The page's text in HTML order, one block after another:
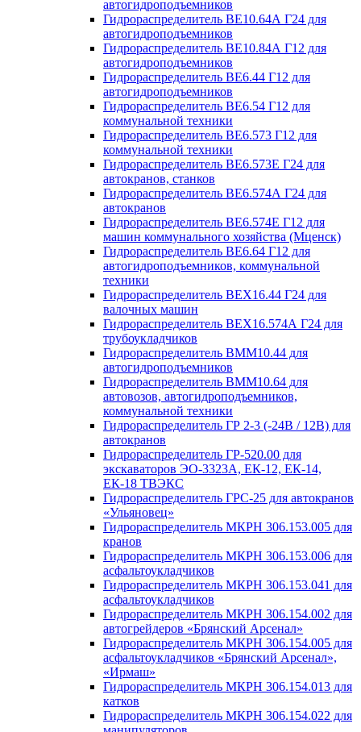
автогидроподъемников
Гидрораспределитель ВЕ10.64А Г24 для
автогидроподъемников
Гидрораспределитель ВЕ10.84А Г12 для
автогидроподъемников
Гидрораспределитель ВЕ6.44 Г12 для
автогидроподъемников
Гидрораспределитель ВЕ6.54 Г12 для
коммунальной техники
Гидрораспределитель ВЕ6.573 Г12 для
коммунальной техники
Гидрораспределитель ВЕ6.573Е Г24 для
автокранов, станков
Гидрораспределитель ВЕ6.574А Г24 для
автокранов
Гидрораспределитель ВЕ6.574Е Г12 для
машин коммунального хозяйства (Мценск)
Гидрораспределитель ВЕ6.64 Г12 для
автогидроподъемников, коммунальной
техники
Гидрораспределитель ВЕХ16.44 Г24 для
валочных машин
Гидрораспределитель ВЕХ16.574А Г24 для
трубоукладчиков
Гидрораспределитель ВММ10.44 для
автогидроподъемников
Гидрораспределитель ВММ10.64 для
автовозов, автогидроподъемников,
коммунальной техники
Гидрораспределитель ГР 2-3 (-24В / 12В) для
автокранов
Гидрораспределитель ГР-520.00 для
экскаваторов ЭО-3323А, ЕК-12, ЕК-14,
ЕК-18 ТВЭКС
Гидрораспределитель ГРС-25 для автокранов
«Ульяновец»
Гидрораспределитель МКРН 306.153.005 для
кранов
Гидрораспределитель МКРН 306.153.006 для
асфальтоукладчиков
Гидрораспределитель МКРН 306.153.041 для
асфальтоукладчиков
Гидрораспределитель МКРН 306.154.002 для
автогрейдеров «Брянский Арсенал»
Гидрораспределитель МКРН 306.154.005 для
асфальтоукладчиков «Брянский Арсенал»,
«Ирмаш»
Гидрораспределитель МКРН 306.154.013 для
катков
Гидрораспределитель МКРН 306.154.022 для